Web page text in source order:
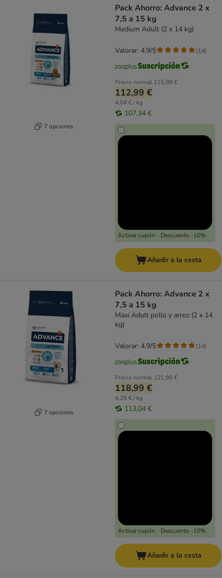
7 opciones
Pack Ahorro: Advance 2 x
7,5 a 15 kg
Medium Adult (2 x 14 kg)
Precio normal 115,98 €
112,99 €
4,04 € / kg
107,34 €
Activar cupón - Descuento -10%
Valorar: 4.9/5 (14)
Añadir a la cesta
7 opciones
Pack Ahorro: Advance 2 x
7,5 a 15 kg
Maxi Adult pollo y arroz (2 x 14
kg)
Precio normal 121,98 €
118,99 €
4,25 € / kg
113,04 €
Activar cupón - Descuento -10%
Valorar: 4.9/5 (14)
Añadir a la cesta